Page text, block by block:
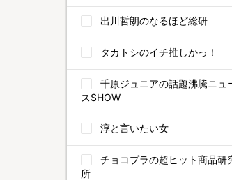
出川哲朗のなるほど総研
タカトシのイチ推しかっ！
千原ジュニアの話題沸騰ニュ
スSHOW
淳と言いたい女
チョコプラの超ヒット商品研
所